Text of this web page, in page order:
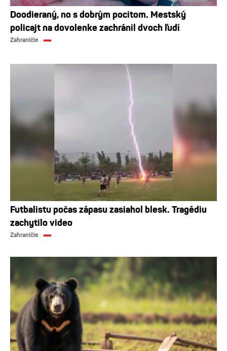
Doodieraný, no s dobrým pocitom. Mestský
policajt na dovolenke zachránil dvoch ľudí
Zahraničie
Futbalistu počas zápasu zasiahol blesk. Tragédiu
zachytilo video
Zahraničie